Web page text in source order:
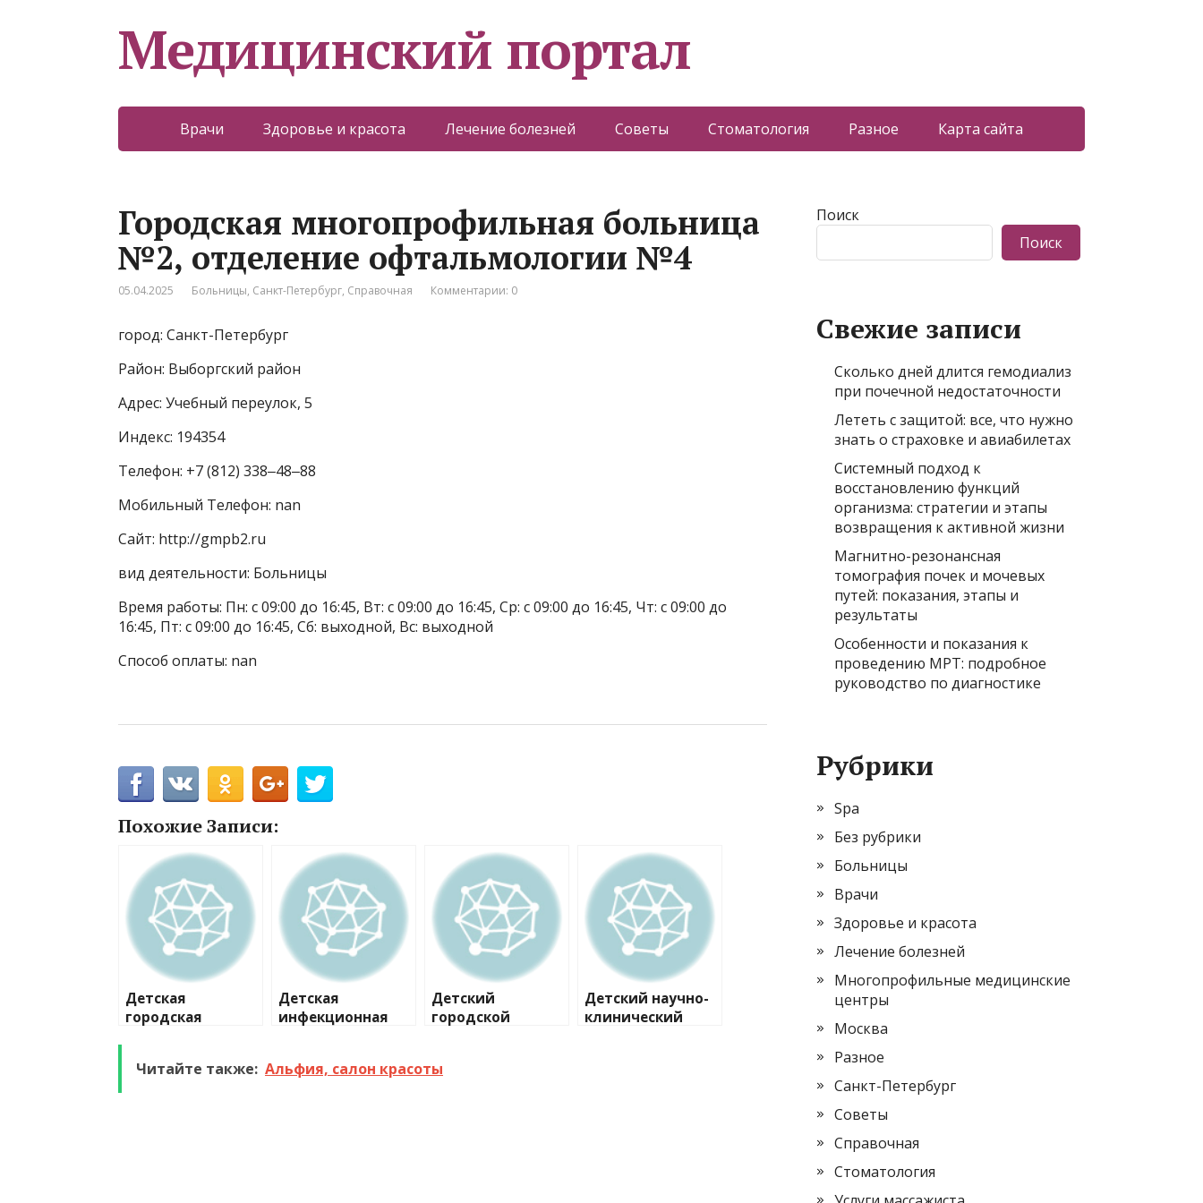
Медицинский портал
Врачи Здоровье и красота Лечение болезней Советы Стоматология Разное Карта сайта
Городская многопрофильная больница
№2, отделение офтальмологии №4
05.04.2025 Больницы, Санкт-Петербург, Справочная Комментарии: 0
город: Санкт-Петербург
Район: Выборгский район
Адрес: Учебный переулок, 5
Индекс: 194354
Телефон: +7 (812) 338‒48‒88
Мобильный Телефон: nan
Сайт: http://gmpb2.ru
вид деятельности: Больницы
Время работы: Пн: с 09:00 до 16:45, Вт: с 09:00 до 16:45, Ср: с 09:00 до 16:45, Чт: с 09:00 до
16:45, Пт: с 09:00 до 16:45, Сб: выходной, Вс: выходной
Способ оплаты: nan
Похожие Записи:
Детская
городская
ортопедическое
Детская
инфекционная
отделение №2
Детский
городской
специализирован
Детский научно-
клинический
Читайте также: Альфия, салон красоты
Поиск
Поиск
Свежие записи
Сколько дней длится гемодиализ
при почечной недостаточности
Лететь с защитой: все, что нужно
знать о страховке и авиабилетах
Системный подход к
восстановлению функций
организма: стратегии и этапы
возвращения к активной жизни
Магнитно-резонансная
томография почек и мочевых
путей: показания, этапы и
результаты
Особенности и показания к
проведению МРТ: подробное
руководство по диагностике
Рубрики
Spa
Без рубрики
Больницы
Врачи
Здоровье и красота
Лечение болезней
Многопрофильные медицинские
центры
Москва
Разное
Санкт-Петербург
Советы
Справочная
Стоматология